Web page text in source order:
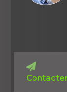
Contacter